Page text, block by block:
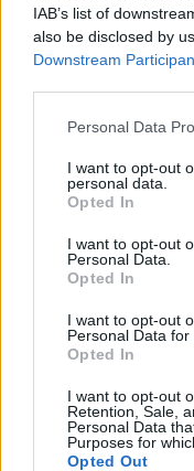
IAB’s list of
also be disclosed by
Downstream
Personal Data
I want to opt-out
personal data.
Opted In
I want to opt-out
Personal Data.
Opted In
I want to opt-out
Personal Data for
Opted In
I want to opt-out
Retention, Sale,
Personal Data
Purposes for
Opted Out
Főállásban
KAPCSOLÓDÓ CIKKEK